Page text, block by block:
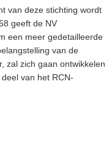
van deze stichting wordt
geeft de NV
een meer gedetailleerde
van de
zal zich gaan ontwikkelen
van het RCN-